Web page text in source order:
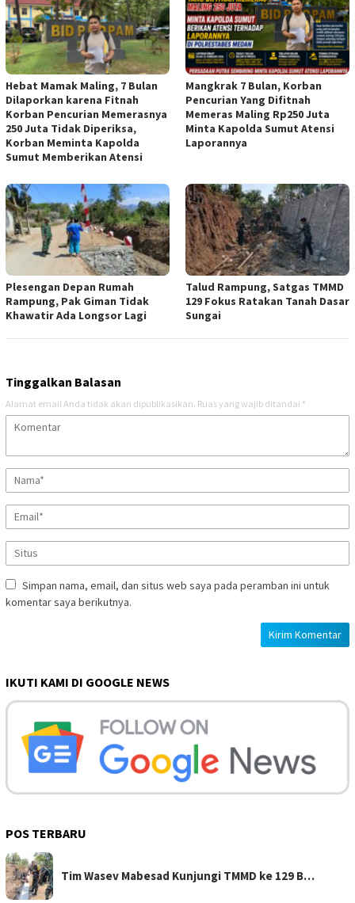
Hebat Mamak Maling, 7 Bulan
Dilaporkan karena Fitnah
Korban Pencurian Memerasnya
250 Juta Tidak Diperiksa,
Korban Meminta Kapolda
Sumut Memberikan Atensi
Mangkrak 7 Bulan, Korban
Pencurian Yang Difitnah
Memeras Maling Rp250 Juta
Minta Kapolda Sumut Atensi
Laporannya
Plesengan Depan Rumah
Rampung, Pak Giman Tidak
Khawatir Ada Longsor Lagi
Talud Rampung, Satgas TMMD
129 Fokus Ratakan Tanah Dasar
Sungai
Tinggalkan Balasan
Alamat email Anda tidak akan dipublikasikan. Ruas yang wajib ditandai *
Simpan nama, email, dan situs web saya pada peramban ini untuk
komentar saya berikutnya.
IKUTI KAMI DI GOOGLE NEWS
POS TERBARU
Tim Wasev Mabesad Kunjungi TMMD ke 129 B…